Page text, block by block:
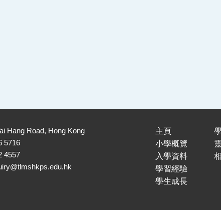
Hang Road, Hong Kong
5716
4557
主頁
小學概覽
入學資料
學習經驗
學生成長